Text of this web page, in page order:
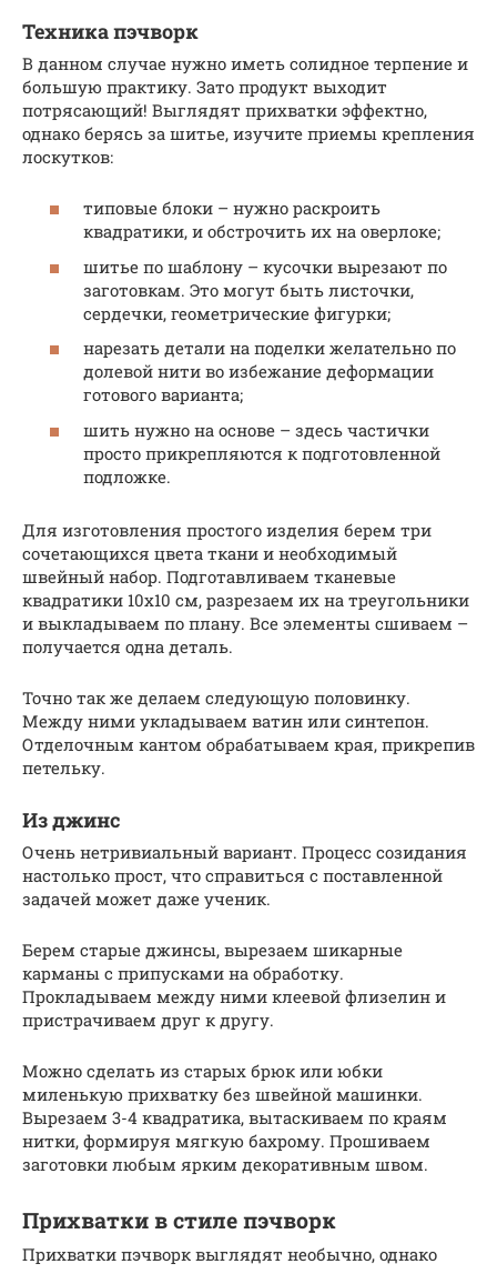
Техника пэчворк
В данном случае нужно иметь солидное терпение и
большую практику. Зато продукт выходит
потрясающий! Выглядят прихватки эффектно,
однако берясь за шитье, изучите приемы крепления
лоскутков:
типовые блоки – нужно раскроить
квадратики, и обстрочить их на оверлоке;
шитье по шаблону – кусочки вырезают по
заготовкам. Это могут быть листочки,
сердечки, геометрические фигурки;
нарезать детали на поделки желательно по
долевой нити во избежание деформации
готового варианта;
шить нужно на основе – здесь частички
просто прикрепляются к подготовленной
подложке.
Для изготовления простого изделия берем три
сочетающихся цвета ткани и необходимый
швейный набор. Подготавливаем тканевые
квадратики 10х10 см, разрезаем их на треугольники
и выкладываем по плану. Все элементы сшиваем –
получается одна деталь.
Точно так же делаем следующую половинку.
Между ними укладываем ватин или синтепон.
Отделочным кантом обрабатываем края, прикрепив
петельку.
Из джинс
Очень нетривиальный вариант. Процесс созидания
настолько прост, что справиться с поставленной
задачей может даже ученик.
Берем старые джинсы, вырезаем шикарные
карманы с припусками на обработку.
Прокладываем между ними клеевой флизелин и
пристрачиваем друг к другу.
Можно сделать из старых брюк или юбки
миленькую прихватку без швейной машинки.
Вырезаем 3-4 квадратика, вытаскиваем по краям
нитки, формируя мягкую бахрому. Прошиваем
заготовки любым ярким декоративным швом.
Прихватки в стиле пэчворк
Прихватки пэчворк выглядят необычно, однако